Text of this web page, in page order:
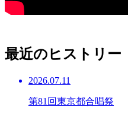
最近のヒストリー
2026.07.11
第81回東京都合唱祭